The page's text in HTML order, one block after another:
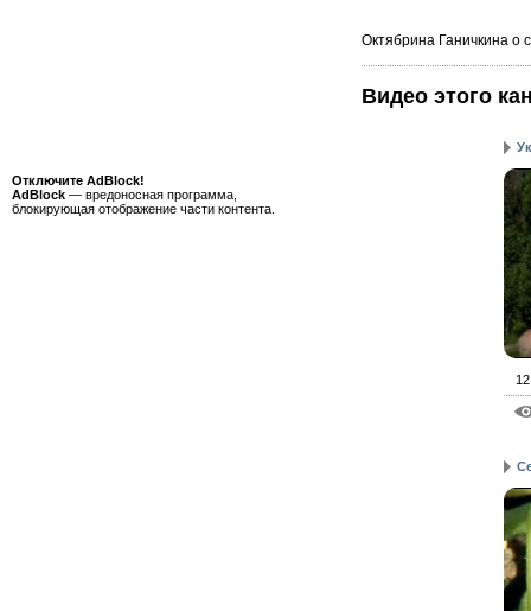
Отключите AdBlock!
AdBlock — вредоносная программа,
блокирующая отображение части контента.
Октябрина Ганичкина о
Видео этого